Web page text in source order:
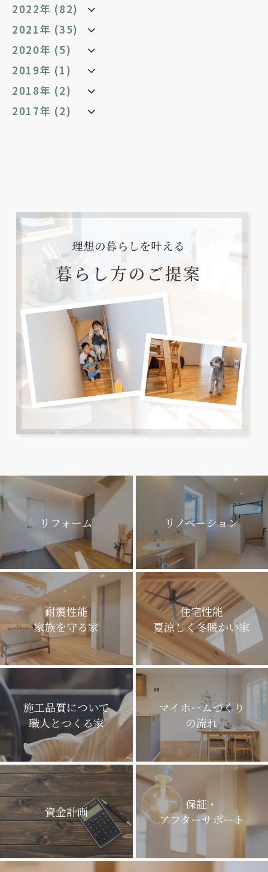
2022年 (82)
2021年 (35)
2020年 (5)
2019年 (1)
2018年 (2)
2017年 (2)
リフォーム リノベーション
耐震性能
家族を守る家
住宅性能
夏涼しく冬暖かい家
施工品質について
職人とつくる家
マイホームづくり
の流れ
資金計画
保証・
アフターサポート